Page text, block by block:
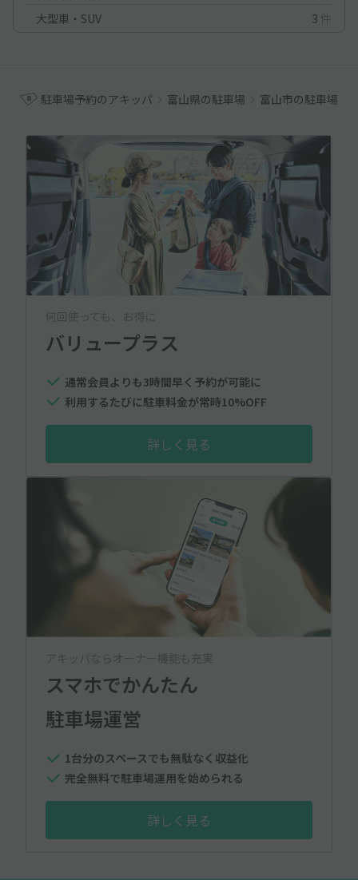
大型車・SUV
3 件
駐車場予約のアキッパ 富山県の駐車場 富山市の駐車場
何回使っても、お得に
バリュープラス
通常会員よりも3時間早く予約が可能に
利用するたびに駐車料金が常時10%OFF
詳しく見る
アキッパならオーナー機能も充実
スマホでかんたん
駐車場運営
1台分のスペースでも無駄なく収益化
完全無料で駐車場運用を始められる
詳しく見る